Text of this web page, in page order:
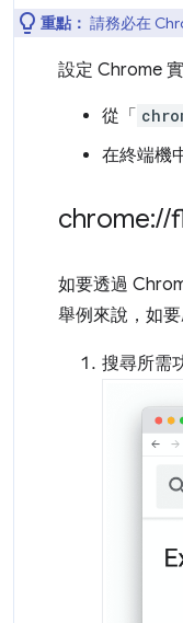
重點： 請務必在
設定 Chrome
從「
在終端機
chrome://
如要透過
舉例來說，如
搜尋所需